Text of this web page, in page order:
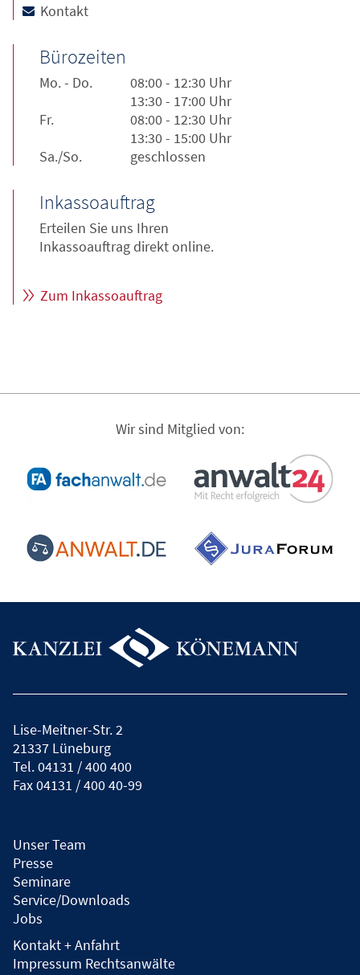
Kontakt
Bürozeiten
Mo. - Do.
08:00 - 12:30 Uhr
13:30 - 17:00 Uhr
Fr.
08:00 - 12:30 Uhr
13:30 - 15:00 Uhr
Sa./So.
geschlossen
Inkassoauftrag
Erteilen Sie uns Ihren
Inkassoauftrag direkt online.
Zum Inkassoauftrag
Wir sind Mitglied von:
Lise-Meitner-Str. 2
21337 Lüneburg
Tel.04131 / 400 400
Fax04131 / 400 40-99
Unser Team
Presse
Seminare
Service/Downloads
Jobs
Kontakt + Anfahrt
Impressum Rechtsanwälte